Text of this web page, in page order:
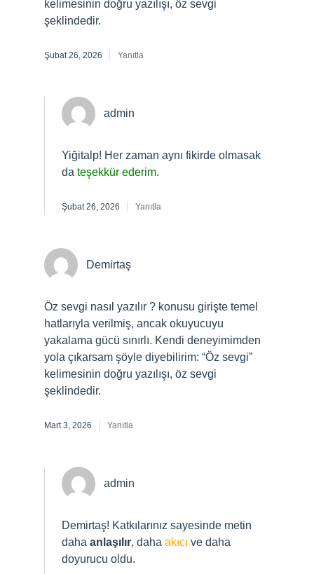
kelimesinin doğru yazılışı, öz sevgi
şeklindedir.
Şubat 26, 2026 Yanıtla
admin
Yiğitalp! Her zaman aynı fikirde olmasak
da teşekkür ederim.
Şubat 26, 2026 Yanıtla
Demirtaş
Öz sevgi nasıl yazılır ? konusu girişte temel
hatlarıyla verilmiş, ancak okuyucuyu
yakalama gücü sınırlı. Kendi deneyimimden
yola çıkarsam şöyle diyebilirim: “Öz sevgi”
kelimesinin doğru yazılışı, öz sevgi
şeklindedir.
Mart 3, 2026 Yanıtla
admin
Demirtaş! Katkılarınız sayesinde metin
daha anlaşılır, daha akıcı ve daha
doyurucu oldu.